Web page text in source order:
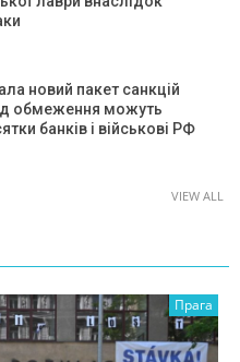
новий пакет санкцій
обмеження можуть
банків і військові РФ
VIEW ALL
Прага